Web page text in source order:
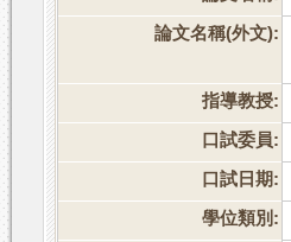
論文名稱(外文):
指導教授:
口試委員:
口試日期:
學位類別: